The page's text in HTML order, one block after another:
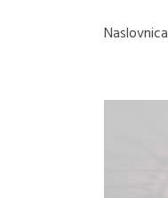
Naslovnica